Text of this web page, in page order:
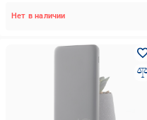
Нет в наличии